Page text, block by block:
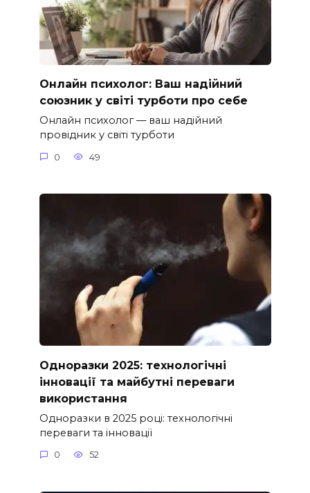
Онлайн психолог: Ваш надійний
союзник у світі турботи про себе
Онлайн психолог — ваш надійний
провідник у світі турботи
0 49
Одноразки 2025: технологічні
інновації та майбутні переваги
використання
Одноразки в 2025 році: технологічні
переваги та інновації
0 52